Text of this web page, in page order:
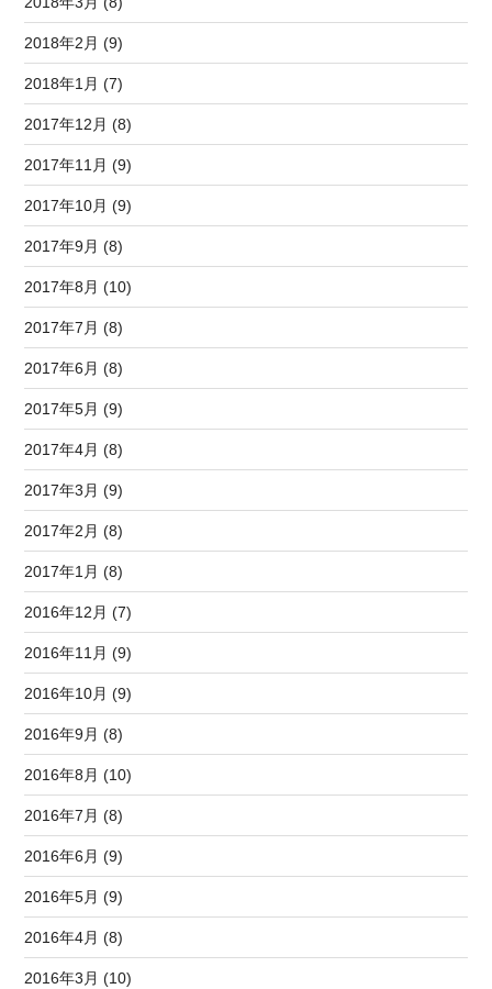
2018年2月 (9)
2018年1月 (7)
2017年12月 (8)
2017年11月 (9)
2017年10月 (9)
2017年9月 (8)
2017年8月 (10)
2017年7月 (8)
2017年6月 (8)
2017年5月 (9)
2017年4月 (8)
2017年3月 (9)
2017年2月 (8)
2017年1月 (8)
2016年12月 (7)
2016年11月 (9)
2016年10月 (9)
2016年9月 (8)
2016年8月 (10)
2016年7月 (8)
2016年6月 (9)
2016年5月 (9)
2016年4月 (8)
2016年3月 (10)